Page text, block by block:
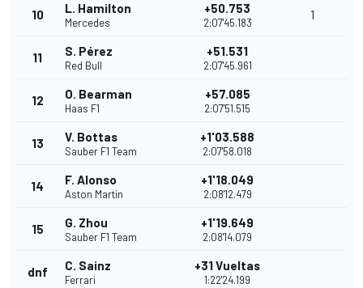
10 L. Hamilton
Mercedes
+50.753
2:07'45.183
1
11 S. Pérez
Red Bull
+51.531
2:07'45.961
12 O. Bearman
Haas F1
+57.085
2:07'51.515
13 V. Bottas
Sauber F1 Team
+1'03.588
2:07'58.018
14 F. Alonso
Aston Martin
+1'18.049
2:08'12.479
15 G. Zhou
Sauber F1 Team
+1'19.649
2:08'14.079
dnf C. Sainz
Ferrari
+31 Vueltas
1:22'24.199